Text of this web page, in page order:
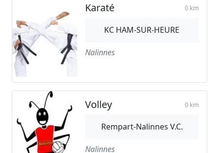
Karaté 0 km
KC HAM-SUR-HEURE
Nalinnes
Volley 0 km
Rempart-Nalinnes V.C.
Nalinnes